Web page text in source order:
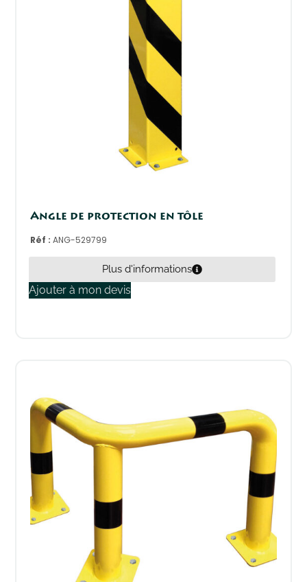
Angle de protection en tôle
Réf :ANG-529799
Plus d'informations
Ajouter à mon devis